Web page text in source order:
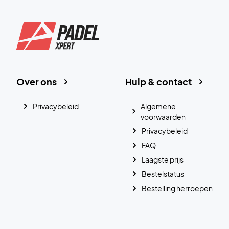
Hulp & contact
Algemene
voorwaarden
Privacybeleid
FAQ
Laagste prijs
Bestelstatus
Bestelling herroepen
Over ons
Privacybeleid